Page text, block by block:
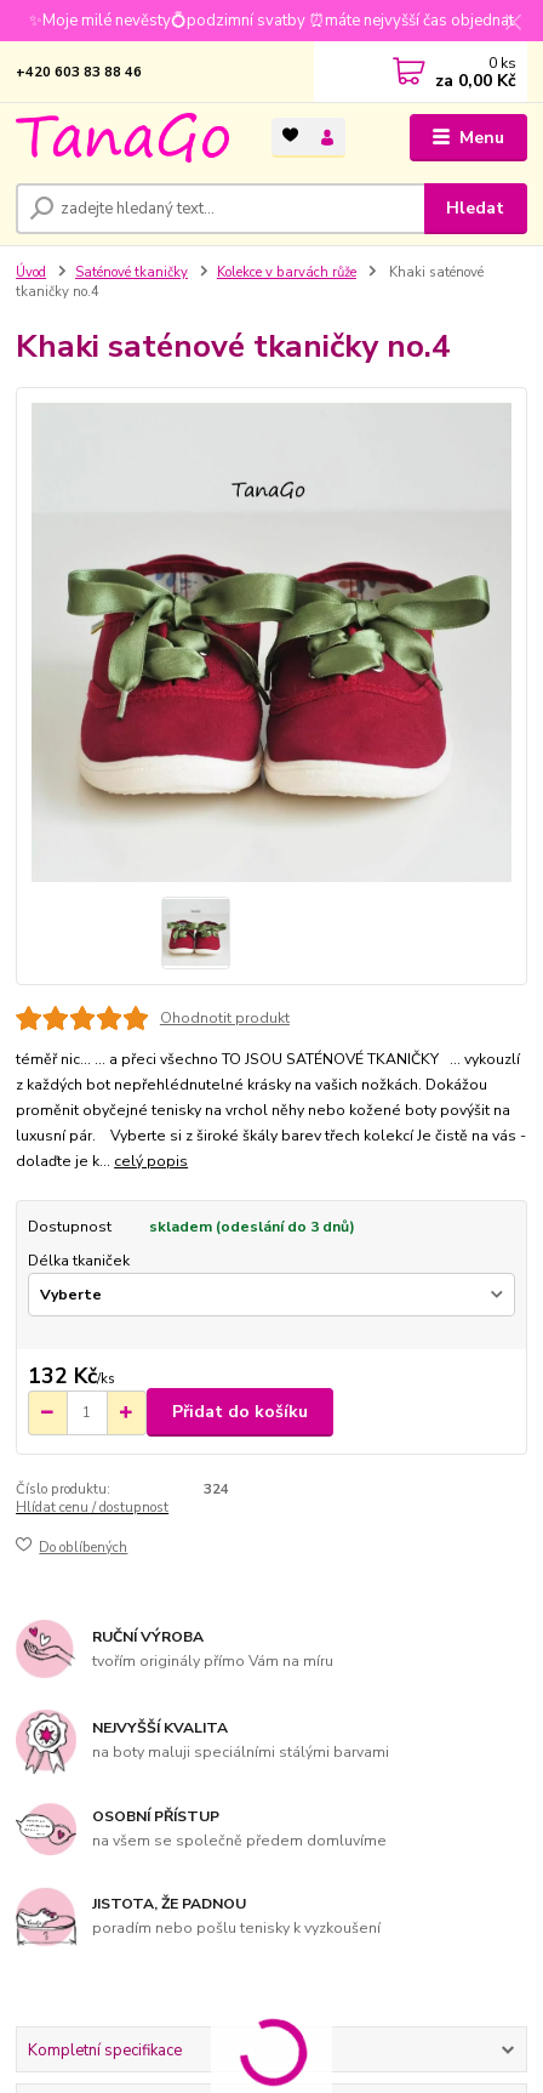
✨Moje milé nevěsty💍podzimní svatby ⏰máte nejvyšší čas objednat
Menu
Hledat
+420 603 83 88 46 0 ks
za 0,00 Kč
Úvod Saténové tkaničky Kolekce v barvách růže
Khaki saténové
tkaničky no.4
Khaki saténové tkaničky no.4
Ohodnotit produkt
téměř nic... ... a přeci všechno TO JSOU SATÉNOVÉ TKANIČKY ... vykouzlí
z každých bot nepřehlédnutelné krásky na vašich nožkách. Dokážou
proměnit obyčejné tenisky na vrchol něhy nebo kožené boty povýšit na
luxusní pár. Vyberte si z široké škály barev třech kolekcí Je čistě na vás -
dolaďte je k... celý popis
Dostupnost
skladem (odeslání do 3 dnů)
Délka tkaniček
132 Kč/ks
Přidat do košíku
Číslo produktu:
324
Hlídat cenu / dostupnost
Do oblíbených
RUČNÍ VÝROBA
tvořím originály přímo Vám na míru
NEJVYŠŠÍ KVALITA
na boty maluji speciálními stálými barvami
OSOBNÍ PŘÍSTUP
na všem se společně předem domluvíme
JISTOTA, ŽE PADNOU
poradím nebo pošlu tenisky k vyzkoušení
Kompletní specifikace